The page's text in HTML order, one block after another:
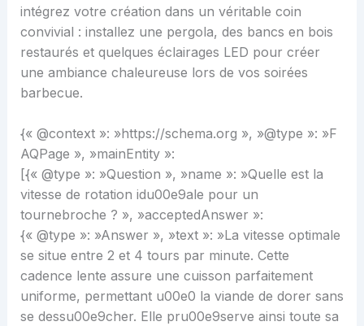
intégrez votre création dans un véritable coin
convivial : installez une pergola, des bancs en bois
restaurés et quelques éclairages LED pour créer
une ambiance chaleureuse lors de vos soirées
barbecue.
{« @context »: »https://schema.org », »@type »: »F
AQPage », »mainEntity »:
[{« @type »: »Question », »name »: »Quelle est la
vitesse de rotation idu00e9ale pour un
tournebroche ? », »acceptedAnswer »:
{« @type »: »Answer », »text »: »La vitesse optimale
se situe entre 2 et 4 tours par minute. Cette
cadence lente assure une cuisson parfaitement
uniforme, permettant u00e0 la viande de dorer sans
se dessu00e9cher. Elle pru00e9serve ainsi toute sa